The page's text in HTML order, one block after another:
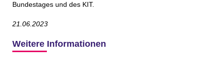
Bundestages und des KIT.
21.06.2023
Weitere Informationen